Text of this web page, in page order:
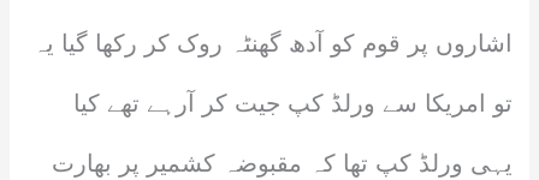
اشاروں پر قوم کو آدھ گھنٹہ روک کر رکھا گیا یہ
تو امریکا سے ورلڈ کپ جیت کر آرہے تھے کیا
یہی ورلڈ کپ تھا کہ مقبوضہ کشمیر پر بھارت